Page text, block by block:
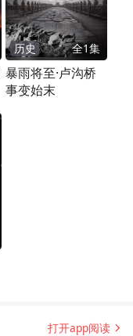
历史 全1集
暴雨将至·卢沟桥
事变始末
打开app阅读